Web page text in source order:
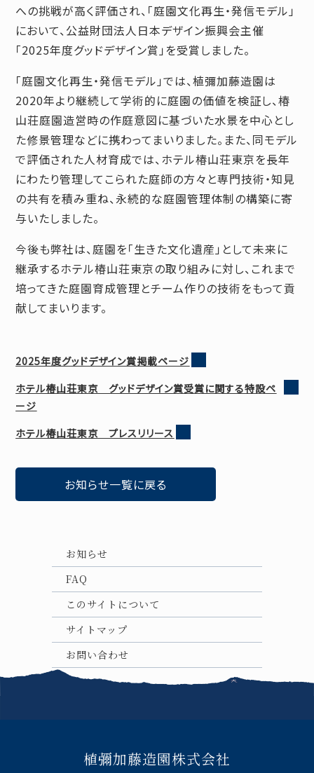
への挑戦が高く評価され、「庭園文化再生・発信モデル」
において、公益財団法人日本デザイン振興会主催
「2025年度グッドデザイン賞」を受賞しました。
「庭園文化再生・発信モデル」では、植彌加藤造園は
2020年より継続して学術的に庭園の価値を検証し、椿
山荘庭園造営時の作庭意図に基づいた水景を中心とし
た修景管理などに携わってまいりました。また、同モデル
で評価された人材育成では、ホテル椿山荘東京を長年
にわたり管理してこられた庭師の方々と専門技術・知見
の共有を積み重ね、永続的な庭園管理体制の構築に寄
与いたしました。
今後も弊社は、庭園を「生きた文化遺産」として未来に
継承するホテル椿山荘東京の取り組みに対し、これまで
培ってきた庭園育成管理とチーム作りの技術をもって貢
献してまいります。
2025年度グッドデザイン賞掲載ページ
ホテル椿山荘東京 グッドデザイン賞受賞に関する特設ペ
ージ
ホテル椿山荘東京 プレスリリース
お知らせ一覧に戻る
お知らせ
FAQ
このサイトについて
サイトマップ
お問い合わせ
植彌加藤造園株式会社